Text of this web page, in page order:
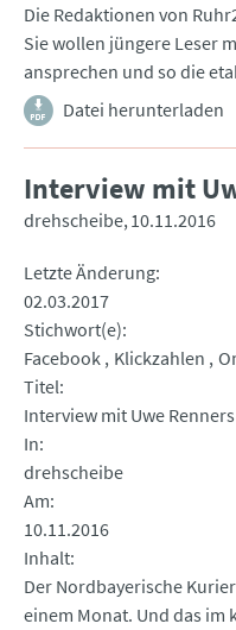
Die Redaktionen von
Sie wollen jüngere Leser
ansprechen und so die
Datei herunterladen
Interview mit
drehscheibe 10.11.2016
Letzte Änderung
02.03.2017
Stichwort(e)
Facebook Klickzahlen
Titel
Interview mit Uwe Renners
In
drehscheibe
Am
10.11.2016
Inhalt
Der Nordbayerische
einem Monat. Und das im